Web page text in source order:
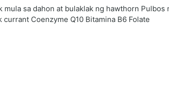
sa dahon at bulaklak ng hawthorn Pulbos
Coenzyme Q10 Bitamina B6 Folate